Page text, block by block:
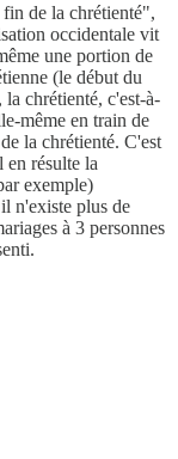
de la chrétienté",
occidentale vit
une portion de
(le début du
chrétienté, c'est-à-
même en train de
la chrétienté. C'est
résulte la
exemple)
n'existe plus de
à 3 personnes